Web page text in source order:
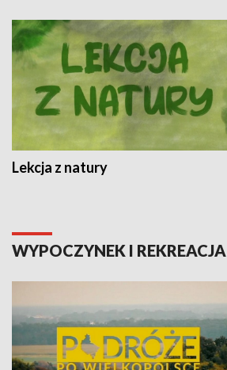
Lekcja z natury
WYPOCZYNEK I REKREACJA